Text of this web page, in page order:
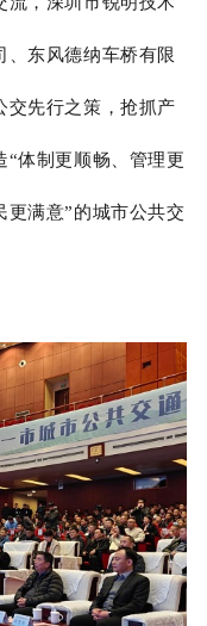
、东风德纳车桥有限
交先行之策，抢抓产
“体制更顺畅、管理更
更满意”的城市公共交